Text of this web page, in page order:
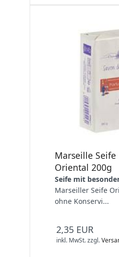
Marseille
Oriental 200g
Seife mit
Marseiller Seife
ohne Konservi...
2,35 EUR
inkl. MwSt.zzgl.